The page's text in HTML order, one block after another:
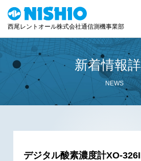
西尾レントオール株式会社通信測機事業部
新着情報
NEWS
デジタル酸素濃度計XO-